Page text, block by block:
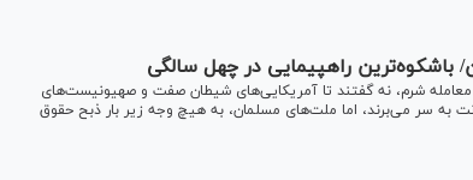
راهپیمایی در چهل سالگی
معامله شرم، نه گفتند تا آمریکایی‌های شیطان صفت و صهیونیست‌های
به سر می‌برند، اما ملت‌های مسلمان، به هیچ وجه زیر بار ذبح حقوق